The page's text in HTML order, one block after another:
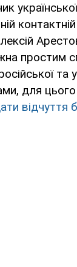
простим
та
для цього
відчуття